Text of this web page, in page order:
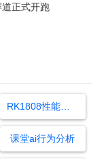
正式开跑
RK1808性能参数
课堂ai行为分析